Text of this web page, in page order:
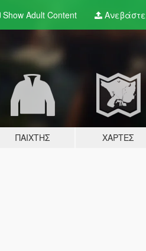
Show Adult Content Ανεβάστε
ΠΑΊΧΤΗΣ ΧΆΡΤΕΣ